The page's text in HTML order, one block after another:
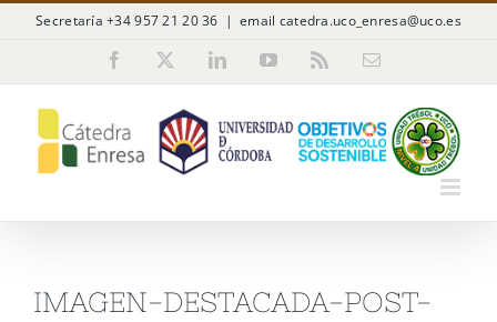
Saltar
contenido
Secretaría +34 957 21 20 36 | email catedra.uco_enresa@uco.es
Facebook LinkedInYouTube
Correo
IMAGEN-DESTACADA-POST-